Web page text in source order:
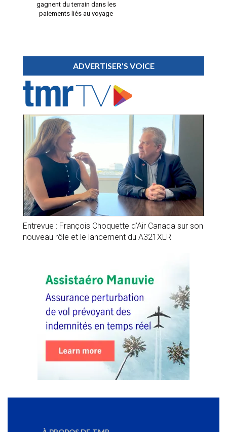
gagnent du terrain dans les
paiements liés au voyage
ADVERTISER'S VOICE
Entrevue : François Choquette d’Air Canada sur son
nouveau rôle et le lancement du A321XLR